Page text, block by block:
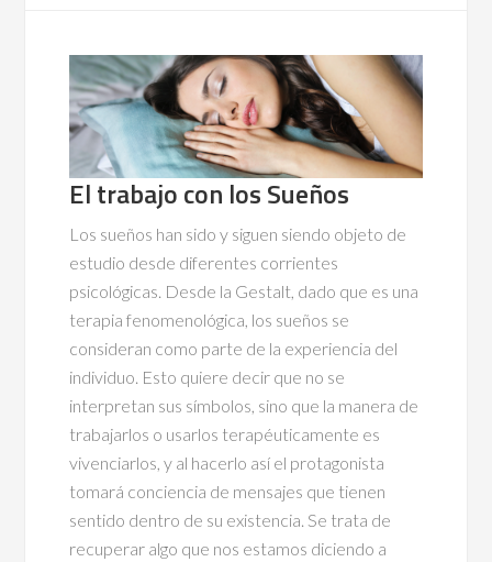
El trabajo con los Sueños
Los sueños han sido y siguen siendo objeto de
estudio desde diferentes corrientes
psicológicas. Desde la Gestalt, dado que es una
terapia fenomenológica, los sueños se
consideran como parte de la experiencia del
individuo. Esto quiere decir que no se
interpretan sus símbolos, sino que la manera de
trabajarlos o usarlos terapéuticamente es
vivenciarlos, y al hacerlo así el protagonista
tomará conciencia de mensajes que tienen
sentido dentro de su existencia. Se trata de
recuperar algo que nos estamos diciendo a